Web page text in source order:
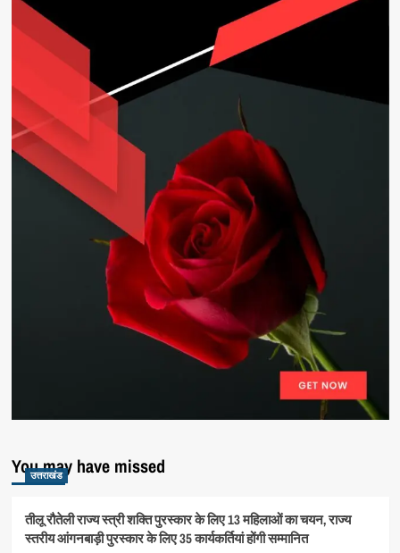
You may have missed
उत्तराखंड
तीलू रौतेली राज्य स्त्री शक्ति पुरस्कार के लिए 13 महिलाओं का चयन, राज्य
स्तरीय आंगनबाड़ी पुरस्कार के लिए 35 कार्यकर्तियां होंगी सम्मानित